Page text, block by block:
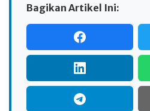
Bagikan Artikel Ini: